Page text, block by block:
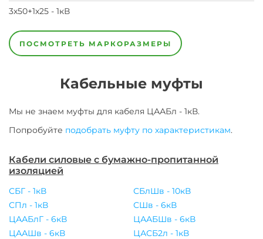
3х50+1х25 - 1кВ
3х50
- 1кВ
3х70
- 1кВ
3х95+1х50
- 1кВ
3х95
- 1кВ
4х120
- 1кВ
4х150
- 1кВ
4х185
- 1кВ
4х240
- 1кВ
4х35
- 1кВ
4х50
- 1кВ
4х70
- 1кВ
4х95
- 1кВПОСМОТРЕТЬ МАРКОРАЗМЕРЫ
Кабельные муфты
Мы не знаем муфты для кабеля ЦААБл - 1кВ.
Попробуйте подобрать муфту по характеристикам.
Кабели силовые с бумажно-пропитанной
изоляцией
СБГ - 1кВ
СБлШв - 10кВ
СПл - 1кВ
СШв - 6кВ
ЦААБлГ - 6кВ
ЦААБШв - 6кВ
ЦААШв - 6кВ
ЦАСБ2л - 1кВ